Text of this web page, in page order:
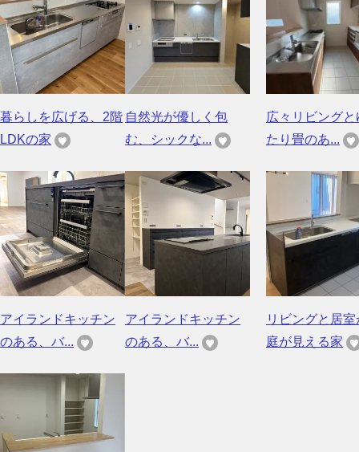
暮らしを広げる、2階
LDKの家
自然光が優しく包
む、シックな...
広々リビングと
たり畳のあ...
アイランドキッチン
のある、バ...
アイランドキッチン
のある、バ...
リビングと居室
庭が見える家